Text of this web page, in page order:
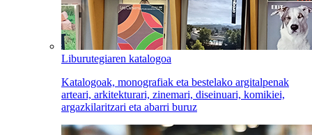
Liburutegiaren katalogoa
Katalogoak, monografiak eta bestelako argitalpenak
arteari, arkitekturari, zinemari, diseinuari, komikiei,
argazkilaritzari eta abarri buruz